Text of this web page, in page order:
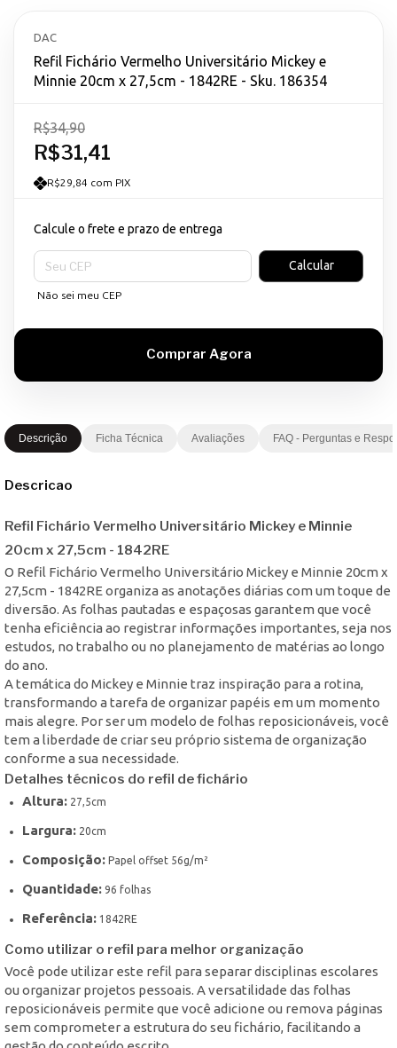
DAC
Refil Fichário Vermelho Universitário Mickey e
Minnie 20cm x 27,5cm - 1842RE - Sku. 186354
R$31,41
R$34,90
R$29,84 com PIX
Calcule o frete e prazo de entrega
Entregas para o CEP:
Calcular
Não sei meu CEP
Descrição Ficha Técnica Avaliações FAQ - Perguntas e
Descricao
Refil Fichário Vermelho Universitário Mickey e Minnie
20cm x 27,5cm - 1842RE
O Refil Fichário Vermelho Universitário Mickey e Minnie 20cm x
27,5cm - 1842RE organiza as anotações diárias com um toque de
diversão. As folhas pautadas e espaçosas garantem que você
tenha eficiência ao registrar informações importantes, seja nos
estudos, no trabalho ou no planejamento de matérias ao longo
do ano.
A temática do Mickey e Minnie traz inspiração para a rotina,
transformando a tarefa de organizar papéis em um momento
mais alegre. Por ser um modelo de folhas reposicionáveis, você
tem a liberdade de criar seu próprio sistema de organização
conforme a sua necessidade.
Detalhes técnicos do refil de fichário
Altura: 27,5cm
Largura: 20cm
Composição: Papel offset 56g/m²
Quantidade: 96 folhas
Referência: 1842RE
Como utilizar o refil para melhor organização
Você pode utilizar este refil para separar disciplinas escolares
ou organizar projetos pessoais. A versatilidade das folhas
reposicionáveis permite que você adicione ou remova páginas
sem comprometer a estrutura do seu fichário, facilitando a